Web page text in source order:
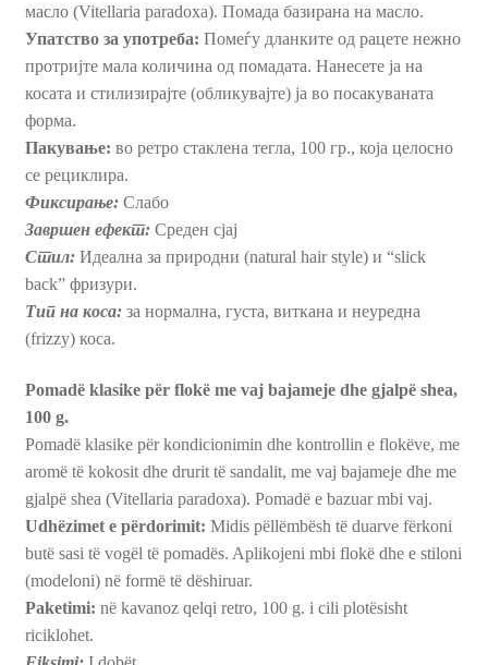
масло (Vitellaria paradoxa). Помада базирана на масло.
Упатство за употреба: Помеѓу дланките од рацете нежно
протријте мала количина од помадата. Нанесете ја на
косата и стилизирајте (oбликувајте) јa во посакуваната
форма.
Пакување: во ретро стаклена тегла, 100 гр., која целосно
се рециклира.
Фиксирање: Слабо
Завршен ефект: Среден сјај
Стил: Идеална за природни (natural hair style) и “slick
back” фризури.
Тип на коса: за нормална, густа, виткана и неуредна
(frizzy) коса.
Pomadë klasike për flokë me vaj bajameje dhe gjalpë shea,
100 g.
Pomadë klasike për kondicionimin dhe kontrollin e flokëve, me
aromë të kokosit dhe drurit të sandalit, me vaj bajameje dhe me
gjalpë shea (Vitellaria paradoxa). Pomadë e bazuar mbi vaj.
Udhëzimet e përdorimit: Midis pëllëmbësh të duarve fërkoni
butë sasi të vogël të pomadës. Aplikojeni mbi flokë dhe e stiloni
(modeloni) në formë të dëshiruar.
Paketimi: në kavanoz qelqi retro, 100 g. i cili plotësisht
riciklohet.